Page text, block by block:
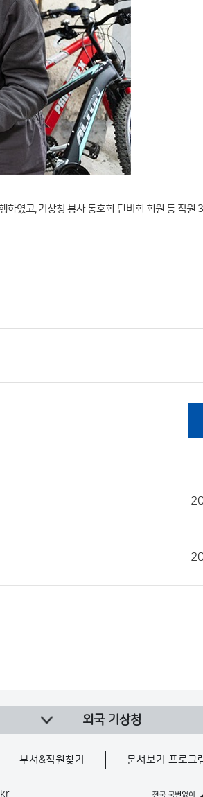
하였고, 기상청 봉사 동호회 단비회 회원 등 직원
외국 기상청
부서&직원찾기 문서보기 프로그